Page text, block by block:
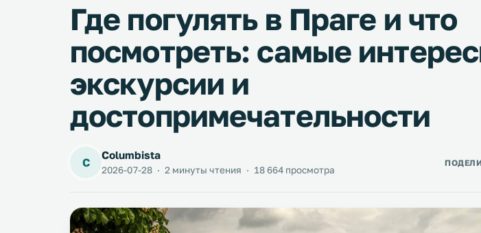
Где погулять в Праге и что
посмотреть: самые
экскурсии и
достопримечательности
C
Columbista
2026-07-28 · 2 минуты чтения · 18 664 просмотра